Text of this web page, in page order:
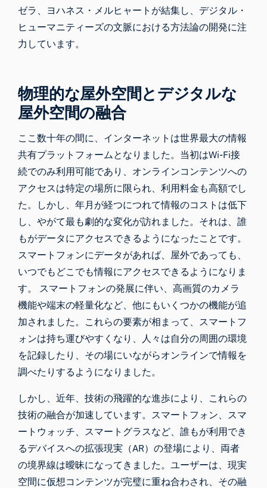
ゼラ、ヨハネス・メルヒャートが結集し、デジタル・
ヒューマニティーズの文脈における方法論の開発に注
力しています。
物理的な屋外空間とデジタルな
屋外空間の融合
ここ数十年の間に、インターネットは世界最大の情報
共有プラットフォームとなりました。当初はWi-Fi接
続でのみ利用可能であり、オンラインコンテンツへの
アクセスは特定の場所に限られ、利用料金も高額でし
た。しかし、年月が経つにつれて情報のコストは低下
し、やがて最も劇的な変化が訪れました。それは、誰
もがデータにアクセスできるようになったことです。
スマートフォンにデータがあれば、屋外であっても、
いつでもどこでも情報にアクセスできるようになりま
す。 スマートフォンの発展に伴い、高画質のカメラ
機能や端末の軽量化など、他にもいくつかの機能が追
加されました。これらの要素が相まって、スマートフ
ォンは持ち運びやすくなり、人々は自分の周囲の環境
を記録したり、その場にいながらオンラインで情報を
調べたりするようになりました。
しかし、近年、技術の飛躍的な進歩により、これらの
技術の融合が加速しています。スマートフォン、スマ
ートウォッチ、スマートグラスなど、誰もが利用でき
るデバイスへの拡張現実（AR）の登場により、両者
の境界線は曖昧になってきました。ユーザーは、現実
空間に仮想コンテンツが完璧に重ね合わされ、その融